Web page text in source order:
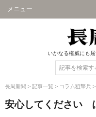
メニュー
いかなる権威にも
長周新聞 > 記事一覧 > コラム狙撃兵 >
安心してください